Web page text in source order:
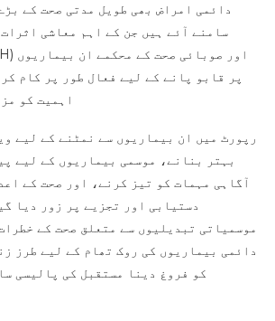
دائمی امراض بھی طویل مدتی صحت کے
سامنے آئے ہیں جن کے اہم معاشی
پر قابو پانے کے لیے فعال طور پر کام
اہمیت کو
رپورٹ میں ان بیماریوں سے نمٹنے کے لیے
بہتر بنانے، موسمی بیماریوں کے لیے
آگاہی مہمات کو تیز کرنے، اور صحت کے
دستیابی اور تجزیے پر زور دیا
موسمیاتی تبدیلیوں سے متعلق صحت کے
دائمی بیماریوں کی روک تھام کے لیے طرز
کو فروغ دینا مستقبل کی پالیسی